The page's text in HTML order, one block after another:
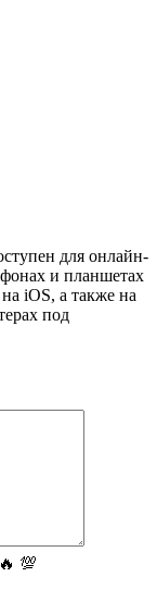
для онлайн-
и планшетах
iOS, а также на
под
🔥 💯